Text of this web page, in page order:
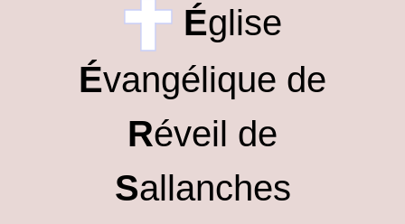
Église
Évangélique de
Réveil de
Sallanches